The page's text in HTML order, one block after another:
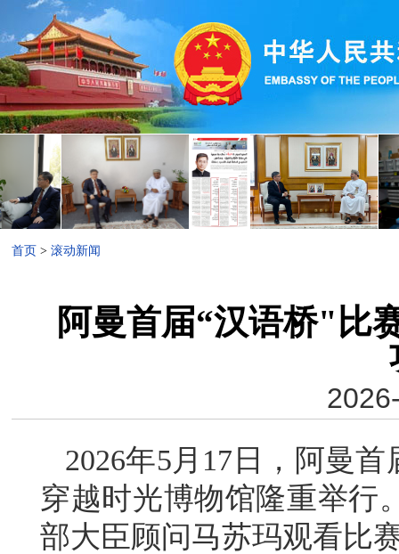
首页 > 滚动新闻
阿曼首届“汉语桥"比
2026年5月17日，阿曼
穿越时光博物馆隆重举行
部大臣顾问马苏玛观看比